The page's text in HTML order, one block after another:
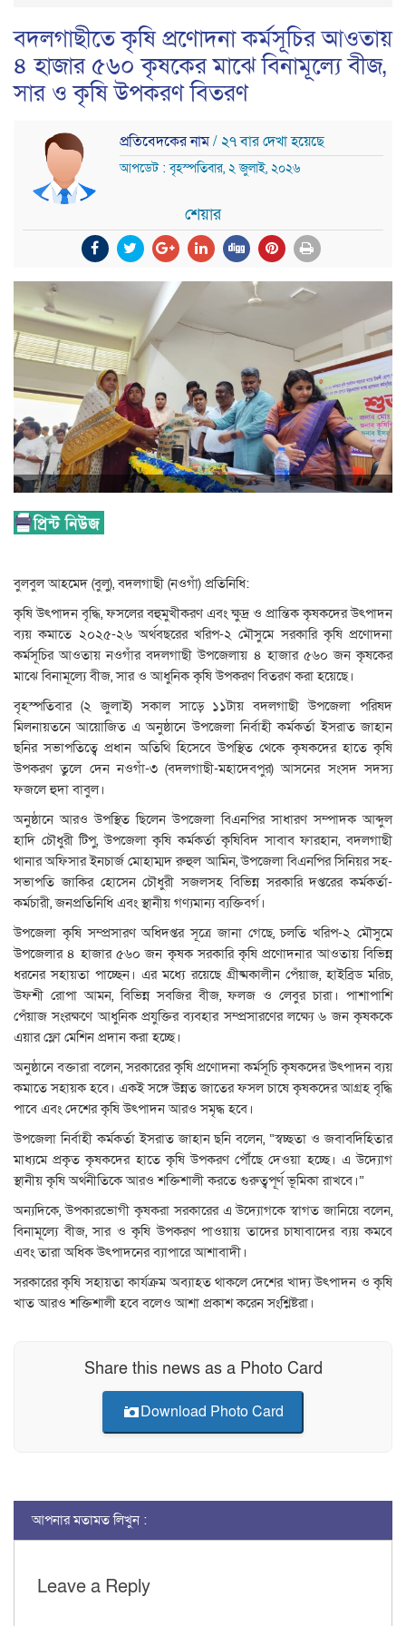
বদলগাছীতে কৃষি প্রণোদনা কর্মসূচির আওতায়
৪ হাজার ৫৬০ কৃষকের মাঝে বিনামূল্যে বীজ,
সার ও কৃষি উপকরণ বিতরণ
প্রতিবেদকের নাম/ ২৭ বার দেখা হয়েছে
আপডেট : বৃহস্পতিবার, ২ জুলাই, ২০২৬
শেয়ার
বুলবুল আহমেদ (বুলু), বদলগাছী (নওগাঁ) প্রতিনিধি:
কৃষি উৎপাদন বৃদ্ধি, ফসলের বহুমুখীকরণ এবং ক্ষুদ্র ও প্রান্তিক কৃষকদের উৎপাদন
ব্যয় কমাতে ২০২৫-২৬ অর্থবছরের খরিপ-২ মৌসুমে সরকারি কৃষি প্রণোদনা
কর্মসূচির আওতায় নওগাঁর বদলগাছী উপজেলায় ৪ হাজার ৫৬০ জন কৃষকের
মাঝে বিনামূল্যে বীজ, সার ও আধুনিক কৃষি উপকরণ বিতরণ করা হয়েছে।
বৃহস্পতিবার (২ জুলাই) সকাল সাড়ে ১১টায় বদলগাছী উপজেলা পরিষদ
মিলনায়তনে আয়োজিত এ অনুষ্ঠানে উপজেলা নির্বাহী কর্মকর্তা ইসরাত জাহান
ছনির সভাপতিত্বে প্রধান অতিথি হিসেবে উপস্থিত থেকে কৃষকদের হাতে কৃষি
উপকরণ তুলে দেন নওগাঁ-৩ (বদলগাছী-মহাদেবপুর) আসনের সংসদ সদস্য
ফজলে হুদা বাবুল।
অনুষ্ঠানে আরও উপস্থিত ছিলেন উপজেলা বিএনপির সাধারণ সম্পাদক আব্দুল
হাদি চৌধুরী টিপু, উপজেলা কৃষি কর্মকর্তা কৃষিবিদ সাবাব ফারহান, বদলগাছী
থানার অফিসার ইনচার্জ মোহাম্মদ রুহুল আমিন, উপজেলা বিএনপির সিনিয়র সহ-
সভাপতি জাকির হোসেন চৌধুরী সজলসহ বিভিন্ন সরকারি দপ্তরের কর্মকর্তা-
কর্মচারী, জনপ্রতিনিধি এবং স্থানীয় গণ্যমান্য ব্যক্তিবর্গ।
উপজেলা কৃষি সম্প্রসারণ অধিদপ্তর সূত্রে জানা গেছে, চলতি খরিপ-২ মৌসুমে
উপজেলার ৪ হাজার ৫৬০ জন কৃষক সরকারি কৃষি প্রণোদনার আওতায় বিভিন্ন
ধরনের সহায়তা পাচ্ছেন। এর মধ্যে রয়েছে গ্রীষ্মকালীন পেঁয়াজ, হাইব্রিড মরিচ,
উফশী রোপা আমন, বিভিন্ন সবজির বীজ, ফলজ ও লেবুর চারা। পাশাপাশি
পেঁয়াজ সংরক্ষণে আধুনিক প্রযুক্তির ব্যবহার সম্প্রসারণের লক্ষ্যে ৬ জন কৃষককে
এয়ার ফ্লো মেশিন প্রদান করা হচ্ছে।
অনুষ্ঠানে বক্তারা বলেন, সরকারের কৃষি প্রণোদনা কর্মসূচি কৃষকদের উৎপাদন ব্যয়
কমাতে সহায়ক হবে। একই সঙ্গে উন্নত জাতের ফসল চাষে কৃষকদের আগ্রহ বৃদ্ধি
পাবে এবং দেশের কৃষি উৎপাদন আরও সমৃদ্ধ হবে।
উপজেলা নির্বাহী কর্মকর্তা ইসরাত জাহান ছনি বলেন, “স্বচ্ছতা ও জবাবদিহিতার
মাধ্যমে প্রকৃত কৃষকদের হাতে কৃষি উপকরণ পৌঁছে দেওয়া হচ্ছে। এ উদ্যোগ
স্থানীয় কৃষি অর্থনীতিকে আরও শক্তিশালী করতে গুরুত্বপূর্ণ ভূমিকা রাখবে।”
অন্যদিকে, উপকারভোগী কৃষকরা সরকারের এ উদ্যোগকে স্বাগত জানিয়ে বলেন,
বিনামূল্যে বীজ, সার ও কৃষি উপকরণ পাওয়ায় তাদের চাষাবাদের ব্যয় কমবে
এবং তারা অধিক উৎপাদনের ব্যাপারে আশাবাদী।
সরকারের কৃষি সহায়তা কার্যক্রম অব্যাহত থাকলে দেশের খাদ্য উৎপাদন ও কৃষি
খাত আরও শক্তিশালী হবে বলেও আশা প্রকাশ করেন সংশ্লিষ্টরা।
Share this news as a Photo Card
Download Photo Card
আপনার মতামত লিখুন :
Leave a Reply